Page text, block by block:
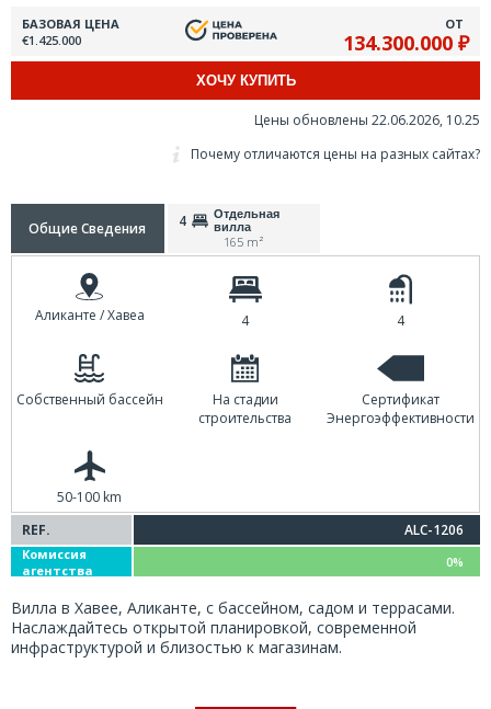
БАЗОВАЯ ЦЕНА
€1.425.000
ОТ
134.300.000 ₽
ХОЧУ КУПИТЬ
Цены обновлены 22.06.2026, 10.25
Почему отличаются цены на разных сайтах?
Общие Сведения 4
Отдельная
вилла
165 m²
Аликанте / Хавеа 4 4
Собственный бассейн
На стадии
строительства
Сертификат
Энергоэффективности
50-100 km
REF.
ALC-1206
Комиссия
агентства
0%
Вилла в Хавее, Аликанте, с бассейном, садом и террасами.
Наслаждайтесь открытой планировкой, современной
инфраструктурой и близостью к магазинам.